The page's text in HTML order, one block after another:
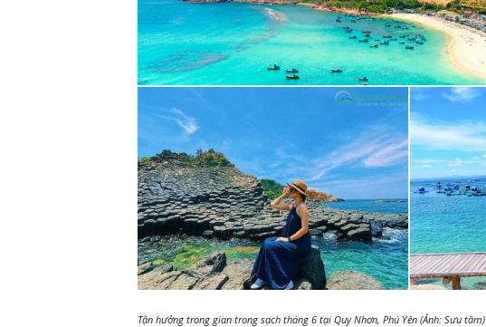
Tận hưởng trong gian trong sạch tháng 6 tại Quy Nhơn, Phú Yên (Ảnh: Sưu tầm)